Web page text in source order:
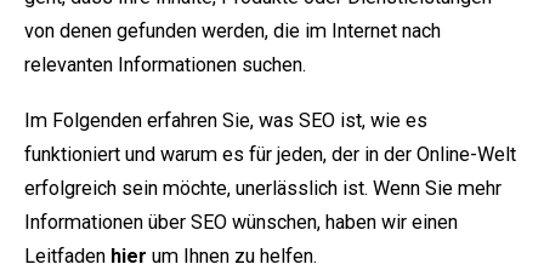
von denen gefunden werden, die im Internet nach
relevanten Informationen suchen.
Im Folgenden erfahren Sie, was SEO ist, wie es
funktioniert und warum es für jeden, der in der Online-Welt
erfolgreich sein möchte, unerlässlich ist. Wenn Sie mehr
Informationen über SEO wünschen, haben wir einen
Leitfaden hier um Ihnen zu helfen.